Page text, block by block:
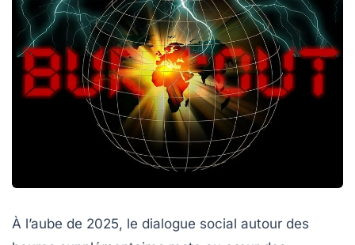
À l’aube de 2025, le dialogue social autour des